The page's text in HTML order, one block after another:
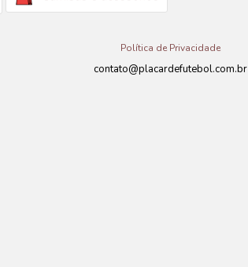
Política de Privacidade
contato@placardefutebol.com.br